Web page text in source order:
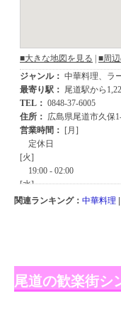
関連ランキング： 中華料理
尾道の歓楽街シ